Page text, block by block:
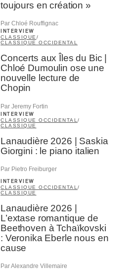
toujours en création »
Par Chloé Rouffignac
INTERVIEW
CLASSIQUE/
CLASSIQUE OCCIDENTAL
Concerts aux Îles du Bic |
Chloé Dumoulin ose une
nouvelle lecture de
Chopin
Par Jeremy Fortin
INTERVIEW
CLASSIQUE OCCIDENTAL /
CLASSIQUE
Lanaudière 2026 | Saskia
Giorgini : le piano italien
Par Pietro Freiburger
INTERVIEW
CLASSIQUE OCCIDENTAL /
CLASSIQUE
Lanaudière 2026 |
L’extase romantique de
Beethoven à Tchaïkovski
: Veronika Eberle nous en
cause
Par Alexandre Villemaire